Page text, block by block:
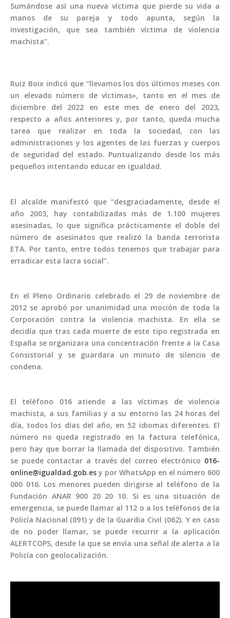
Sumándose así una nueva víctima que pierde su vida a
manos de su pareja y todo apunta, según la
investigación, que sea también víctima de violencia
machista”.
Ruiz Boix indicó que “llevamos los dos últimos meses con
un elevado número de víctimas», tanto en el mes de
diciembre del 2022 en este mes de enero del 2023,
respecto a años anteriores y, por tanto, queda mucha
tarea que realizar en toda la sociedad, con las
administraciones y los agentes de las fuerzas y cuerpos
de seguridad del estado. Puntualizando desde los más
pequeños intentando educar en igualdad.
El alcalde manifestó que “desgraciadamente, desde el
año 2003, hay contabilizadas más de 1.100 mujeres
asesinadas, lo que significa prácticamente el doble del
número de asesinatos que realizó la banda terrorista
ETA. Por tanto, entre todos tenemos que trabajar para
erradicar esta lacra social”.
En el Pleno Ordinario celebrado el 29 de noviembre de
2012 se aprobó por unanimidad una moción de toda la
Corporación contra la violencia machista. En ella se
decidía que tras cada muerte de este tipo registrada en
España se organizara una concentración frente a la Casa
Consistorial y se guardara un minuto de silencio de
condena.
El teléfono 016 atiende a las víctimas de violencia
machista, a sus familias y a su entorno las 24 horas del
día, todos los días del año, en 52 idiomas diferentes. El
número no queda registrado en la factura telefónica,
pero hay que borrar la llamada del dispositivo. También
se puede contactar a través del correo electrónico 016-
online@igualdad.gob.es y por WhatsApp en el número 600
000 016. Los menores pueden dirigirse al teléfono de la
Fundación ANAR 900 20 20 10. Si es una situación de
emergencia, se puede llamar al 112 o a los teléfonos de la
Policía Nacional (091) y de la Guardia Civil (062). Y en caso
de no poder llamar, se puede recurrir a la aplicación
ALERTCOPS, desde la que se envía una señal de alerta a la
Policía con geolocalización.